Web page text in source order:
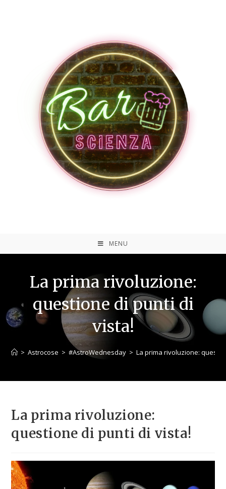
MENU
La prima rivoluzione:
questione di punti di
vista!
> Astrocose > #AstroWednesday > La prima rivoluzione:
La prima rivoluzione:
questione di punti di vista!